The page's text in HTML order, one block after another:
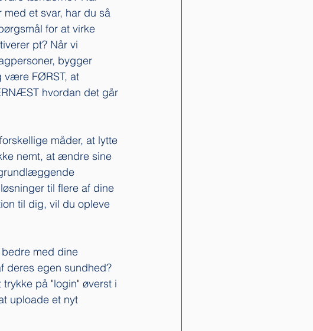
med et svar, har du så
for at virke
pt? Når vi
bygger
være FØRST, at
hvordan det går
måder, at lytte
nemt, at ændre sine
til flere af dine
til dig, vil du opleve
med dine
deres egen sundhed?
på "login" øverst i
uploade et nyt